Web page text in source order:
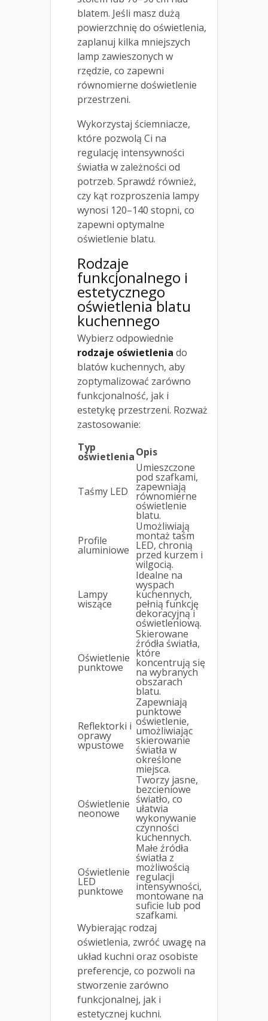
blatem. Jeśli masz dużą
powierzchnię do oświetlenia,
zaplanuj kilka mniejszych
lamp zawieszonych w
rzędzie, co zapewni
równomierne doświetlenie
przestrzeni.
Wykorzystaj ściemniacze,
które pozwolą Ci na
regulację intensywności
światła w zależności od
potrzeb. Sprawdź również,
czy kąt rozproszenia lampy
wynosi 120–140 stopni, co
zapewni optymalne
oświetlenie blatu.
Rodzaje
funkcjonalnego i
estetycznego
oświetlenia blatu
kuchennego
Wybierz odpowiednie
rodzaje oświetlenia do
blatów kuchennych, aby
zoptymalizować zarówno
funkcjonalność, jak i
estetykę przestrzeni. Rozważ
zastosowanie:
Typ
oświetleniaOpis
Taśmy LED
Umieszczone
pod szafkami,
zapewniają
równomierne
oświetlenie
blatu.
Profile
aluminiowe
Umożliwiają
montaż taśm
LED, chronią
przed kurzem i
wilgocią.
Lampy
wiszące
Idealne na
wyspach
kuchennych,
pełnią funkcję
dekoracyjną i
oświetleniową.
Oświetlenie
punktowe
Skierowane
źródła światła,
które
koncentrują się
na wybranych
obszarach
blatu.
Reflektorki i
oprawy
wpustowe
Zapewniają
punktowe
oświetlenie,
umożliwiając
skierowanie
światła w
określone
miejsca.
Oświetlenie
neonowe
Tworzy jasne,
bezcieniowe
światło, co
ułatwia
wykonywanie
czynności
kuchennych.
Oświetlenie
LED
punktowe
Małe źródła
światła z
możliwością
regulacji
intensywności,
montowane na
suficie lub pod
szafkami.
Wybierając rodzaj
oświetlenia, zwróć uwagę na
układ kuchni oraz osobiste
preferencje, co pozwoli na
stworzenie zarówno
funkcjonalnej, jak i
estetycznej kuchni.